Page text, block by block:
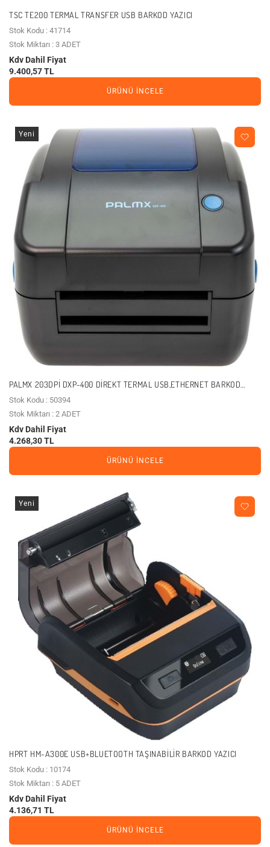
TSC TE200 TERMAL TRANSFER USB BARKOD YAZICI
Stok Kodu : 41714
Stok Miktarı : 3 ADET
Kdv Dahil Fiyat
9.400,57 TL
ÜRÜNÜ İNCELE
Yeni
PALMX 203DPI DXP-400 DIREKT TERMAL USB,ETHERNET BARKOD
YAZICI
Stok Kodu : 50394
Stok Miktarı : 2 ADET
Kdv Dahil Fiyat
4.268,30 TL
ÜRÜNÜ İNCELE
Yeni
HPRT HM-A300E USB+BLUETOOTH TAŞINABILIR BARKOD YAZICI
Stok Kodu : 10174
Stok Miktarı : 5 ADET
Kdv Dahil Fiyat
4.136,71 TL
ÜRÜNÜ İNCELE